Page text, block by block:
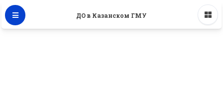
ДО в Казанском ГМУ